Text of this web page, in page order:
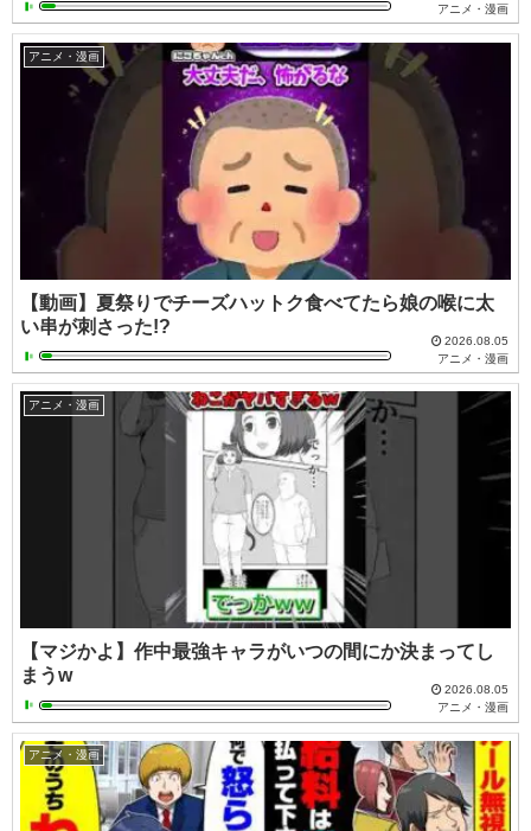
アニメ・漫画
アニメ・漫画
【動画】夏祭りでチーズハットク食べてたら娘の喉に太
い串が刺さった!?
2026.08.05
アニメ・漫画
アニメ・漫画
【マジかよ】作中最強キャラがいつの間にか決まってし
まうw
2026.08.05
アニメ・漫画
アニメ・漫画